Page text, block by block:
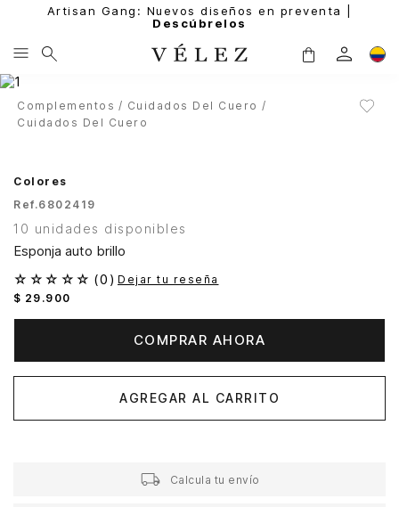
Artisan Gang: Nuevos diseños en preventa |
Descúbrelos
Complementos
Cuidados Del Cuero
Cuidados Del Cuero
Colores
Ref.6802419
10 unidades disponibles
Esponja auto brillo
☆ ☆ ☆ ☆ ☆ (0 ) Dejar tu reseña
$ 29 .900
COMPRAR AHORA
AGREGAR AL CARRITO
Calcula tu envío